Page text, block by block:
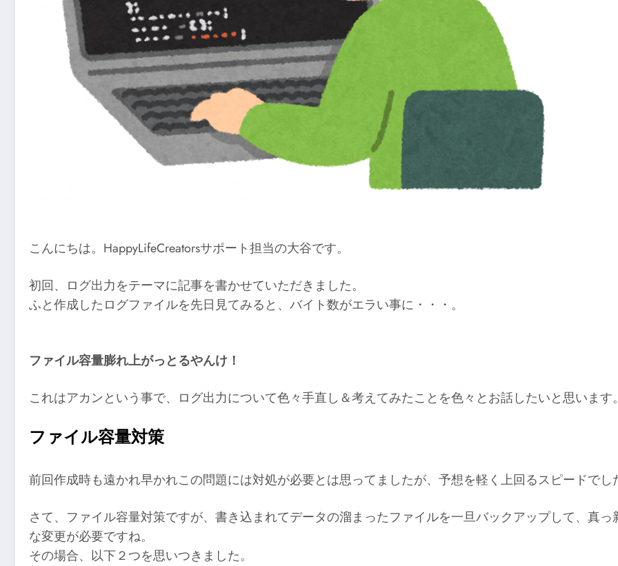
こんにちは。HappyLifeCreatorsサポート担当の大谷です。
初回、ログ出力をテーマに記事を書かせていただきました。
ふと作成したログファイルを先日見てみると、バイト数がエラい事に・・・。
ファイル容量膨れ上がっとるやんけ！
これはアカンという事で、ログ出力について色々手直し＆考えてみたことを色々とお話したいと思います。
ファイル容量対策
前回作成時も遠かれ早かれこの問題には対処が必要とは思ってましたが、予想を軽く上回るスピードでし
さて、ファイル容量対策ですが、書き込まれてデータの溜まったファイルを一旦バックアップして、真
な変更が必要ですね。
その場合、以下２つを思いつきました。